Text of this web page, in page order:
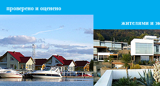
проверено и оценено
жителями и